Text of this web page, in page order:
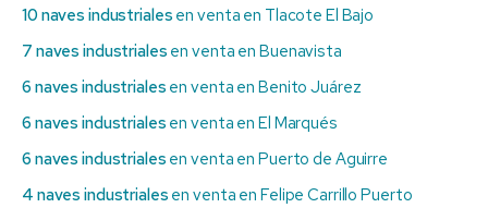
10 naves industriales en venta en Tlacote El Bajo
7 naves industriales en venta en Buenavista
6 naves industriales en venta en Benito Juárez
6 naves industriales en venta en El Marqués
6 naves industriales en venta en Puerto de Aguirre
4 naves industriales en venta en Felipe Carrillo Puerto